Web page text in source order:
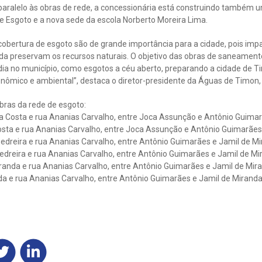
às obras de rede, a concessionária está construindo também
Esgoto e a nova sede da escola Norberto Moreira Lima.
de esgoto são de grande importância para a cidade, pois
preservam os recursos naturais. O objetivo das obras de
no município, como esgotos a céu aberto, preparando a cidade de
e ambiental”, destaca o diretor-presidente da Águas de
da rede de esgoto:
Costa e rua Ananias Carvalho, entre Joca Assunção e Antônio
e rua Ananias Carvalho, entre Joca Assunção e Antônio
e rua Ananias Carvalho, entre Antônio Guimarães e Jamil de
e rua Ananias Carvalho, entre Antônio Guimarães e Jamil de
e rua Ananias Carvalho, entre Antônio Guimarães e Jamil de
e rua Ananias Carvalho, entre Antônio Guimarães e Jamil de